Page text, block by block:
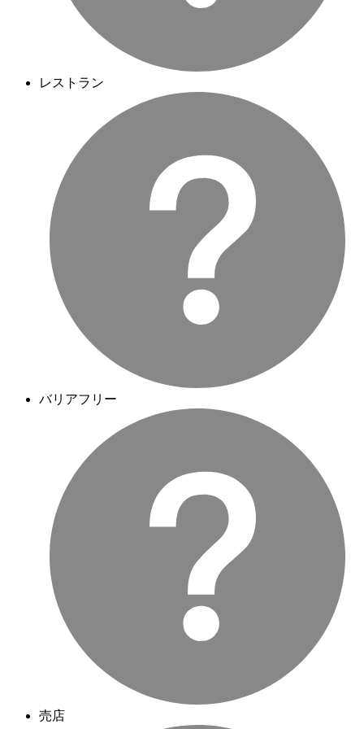
レストラン
バリアフリー
売店